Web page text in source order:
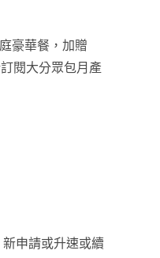
豪華餐，加贈
閱大分眾包月產
申請或升速或續